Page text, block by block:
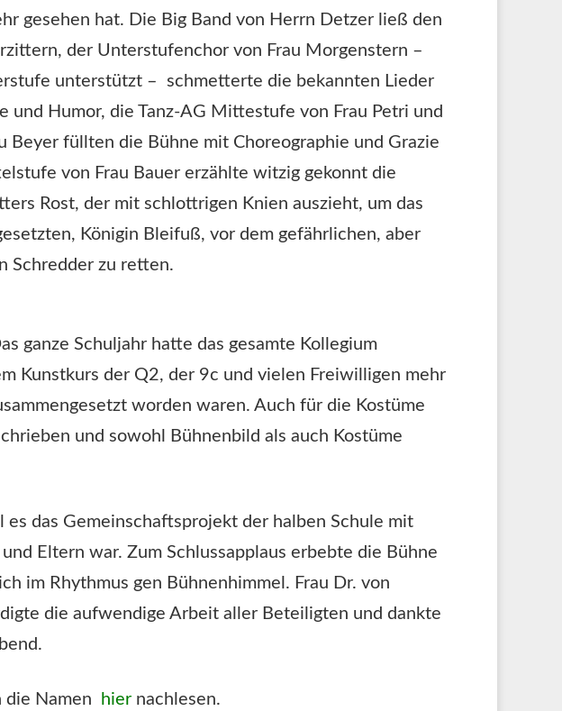
gesehen hat. Die Big Band von Herrn Detzer ließ den
der Unterstufenchor von Frau Morgenstern –
unterstützt – schmetterte die bekannten Lieder
und Humor, die Tanz-AG Mittestufe von Frau Petri und
Beyer füllten die Bühne mit Choreographie und Grazie
von Frau Bauer erzählte witzig gekonnt die
Rost, der mit schlottrigen Knien auszieht, um das
Königin Bleifuß, vor dem gefährlichen, aber
Schredder zu retten.
ganze Schuljahr hatte das gesamte Kollegium
Kunstkurs der Q2, der 9c und vielen Freiwilligen mehr
worden waren. Auch für die Kostüme
und sowohl Bühnenbild als auch Kostüme
das Gemeinschaftsprojekt der halben Schule mit
Eltern war. Zum Schlussapplaus erbebte die Bühne
im Rhythmus gen Bühnenhimmel. Frau Dr. von
die aufwendige Arbeit aller Beteiligten und dankte
die Namen hier nachlesen.